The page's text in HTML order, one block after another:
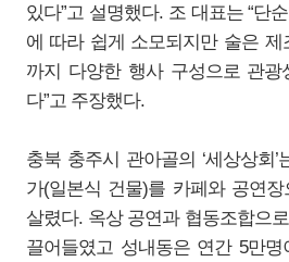
있다”고 설명했다. 조 대표는 “단
에 따라 쉽게 소모되지만 술은
까지 다양한 행사 구성으로 관
다”고 주장했다.
충북 충주시 관아골의 ‘세상상회
가(일본식 건물)를 카페와 공연
살렸다. 옥상 공연과 협동조합으
끌어들였고 성내동은 연간 5만